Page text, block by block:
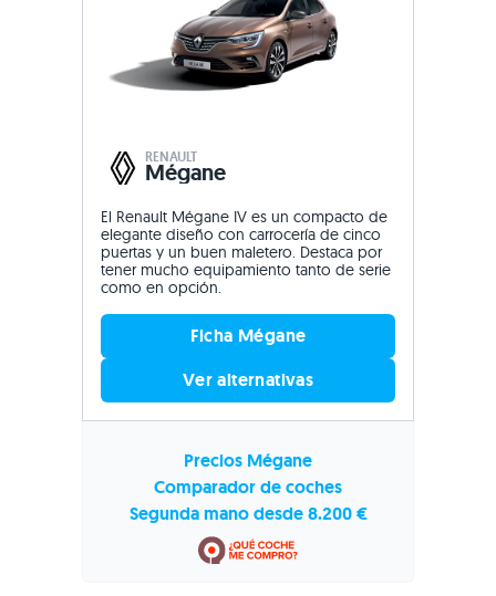
RENAULT
Mégane
El Renault Mégane IV es un compacto de
elegante diseño con carrocería de cinco
puertas y un buen maletero. Destaca por
tener mucho equipamiento tanto de serie
como en opción.
Ficha Mégane
Ver alternativas
Precios Mégane
Comparador de coches
Segunda mano desde 8.200 €